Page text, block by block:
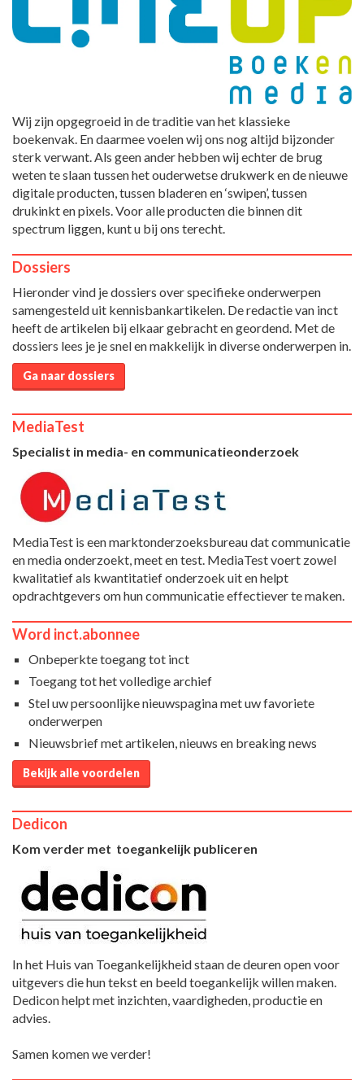
Wij zijn opgegroeid in de traditie van het klassieke
boekenvak. En daarmee voelen wij ons nog altijd bijzonder
sterk verwant. Als geen ander hebben wij echter de brug
weten te slaan tussen het ouderwetse drukwerk en de nieuwe
digitale producten, tussen bladeren en ‘swipen’, tussen
drukinkt en pixels. Voor alle producten die binnen dit
spectrum liggen, kunt u bij ons terecht.
Dossiers
Hieronder vind je dossiers over specifieke onderwerpen
samengesteld uit kennisbankartikelen. De redactie van inct
heeft de artikelen bij elkaar gebracht en geordend. Met de
dossiers lees je je snel en makkelijk in diverse onderwerpen in.
Ga naar dossiers
MediaTest
Specialist in media- en communicatieonderzoek
MediaTest is een marktonderzoeksbureau dat communicatie
en media onderzoekt, meet en test. MediaTest voert zowel
kwalitatief als kwantitatief onderzoek uit en helpt
opdrachtgevers om hun communicatie effectiever te maken.
Word inct.abonnee
Onbeperkte toegang tot inct
Toegang tot het volledige archief
Stel uw persoonlijke nieuwspagina met uw favoriete
onderwerpen
Nieuwsbrief met artikelen, nieuws en breaking news
Bekijk alle voordelen
Dedicon
Kom verder met toegankelijk publiceren
In het Huis van Toegankelijkheid staan de deuren open voor
uitgevers die hun tekst en beeld toegankelijk willen maken.
Dedicon helpt met inzichten, vaardigheden, productie en
advies.
Samen komen we verder!